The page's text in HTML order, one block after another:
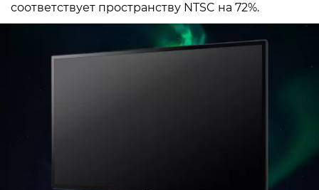
соответствует пространству NTSC на 72%.